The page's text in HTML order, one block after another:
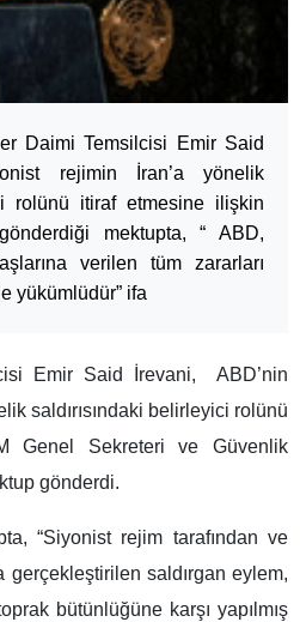
Daimi Temsilcisi Emir Said
rejimin İran’a yönelik
rolünü itiraf etmesine ilişkin
mektupta, “ ABD,
verilen tüm zararları
yükümlüdür” ifa
Emir Said İrevani, ABD’nin
saldırısındaki belirleyici rolünü
Genel Sekreteri ve Güvenlik
gönderdi.
“Siyonist rejim tarafından ve
gerçekleştirilen saldırgan eylem,
bütünlüğüne karşı yapılmış